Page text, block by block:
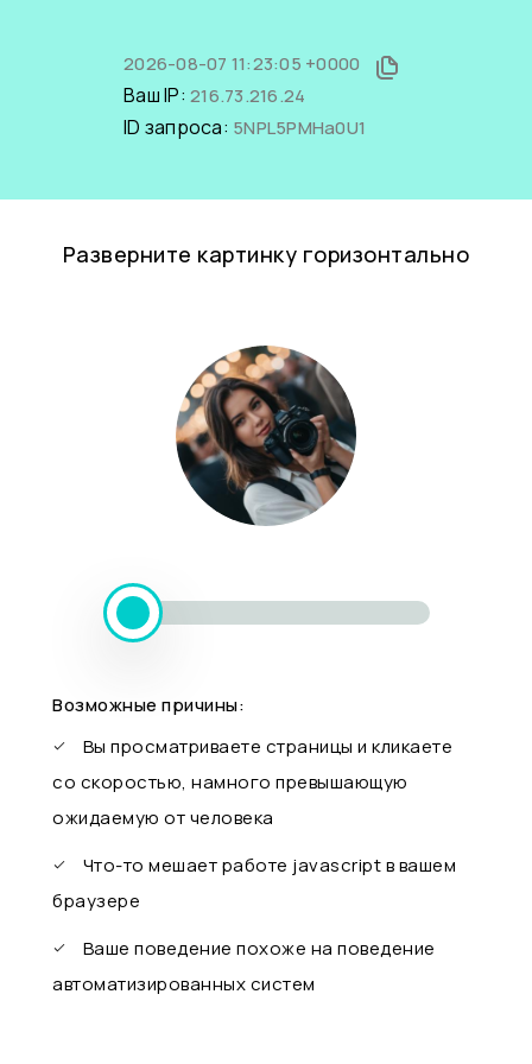
2026-08-07 11:23:05 +0000
Ваш IP: 216.73.216.24
ID запроса: 5NPL5PMHa0U1
Разверните картинку горизонтально
Возможные причины:
Вы просматриваете страницы и кликаете
со скоростью, намного превышающую
ожидаемую от человека
Что-то мешает работе javascript в вашем
браузере
Ваше поведение похоже на поведение
автоматизированных систем